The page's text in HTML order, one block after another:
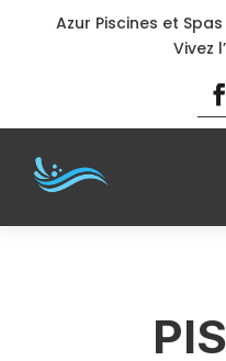
Azur Piscines et
Vivez